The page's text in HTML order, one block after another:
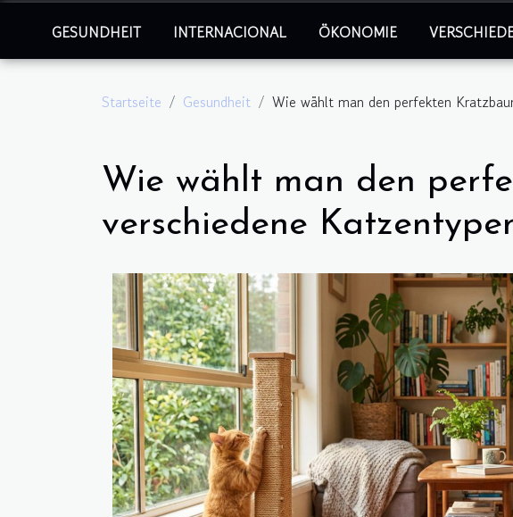
GESUNDHEIT INTERNACIONAL ÖKONOMIE
Startseite Gesundheit Wie wählt man den perfekten
Wie wählt man den
verschiedene